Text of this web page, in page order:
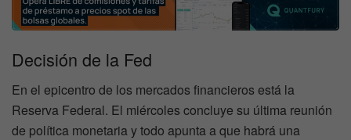
Decisión de la Fed
En el epicentro de los mercados financieros está la
Reserva Federal. El miércoles concluye su última reunión
de política monetaria y todo apunta a que habrá una